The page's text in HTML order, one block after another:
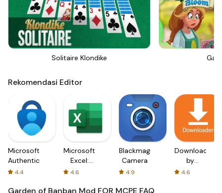
Solitaire Klondike
Rekomendasi Editor
Microsoft
Authenticator
4.4
Microsoft
Excel:
Spreadsheets
4.6
Blackmagic
Camera
4.9
Downloader
by
AFTVnews
4.6
Garden of Banban Mod FOR MCPE FAQ